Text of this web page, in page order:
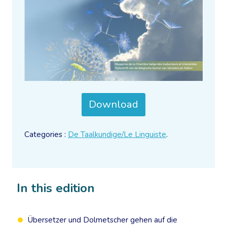
In this edition
Übersetzer und Dolmetscher gehen auf die
Download
Categories : De Taalkundige/Le Linguiste.